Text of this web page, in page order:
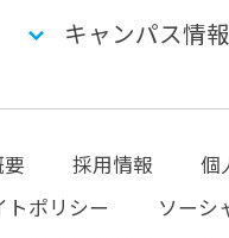
キャンパス情
採用情報
個
トポリシー
ソーシ